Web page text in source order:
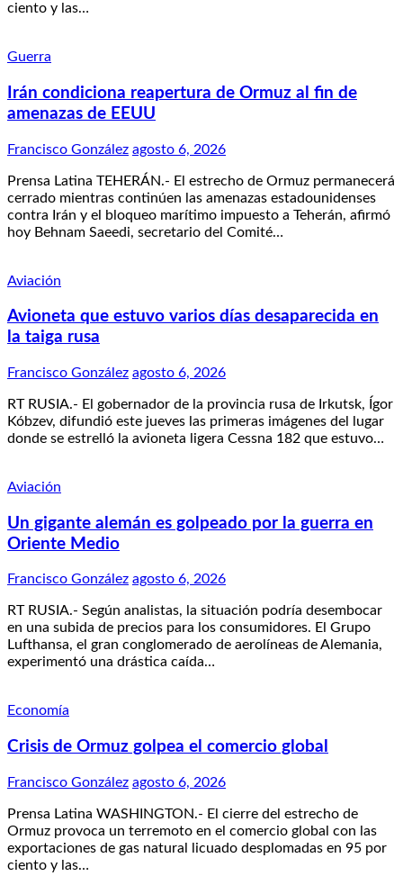
ciento y las…
Guerra
Irán condiciona reapertura de Ormuz al fin de
amenazas de EEUU
Francisco González agosto 6, 2026
Prensa Latina TEHERÁN.- El estrecho de Ormuz permanecerá
cerrado mientras continúen las amenazas estadounidenses
contra Irán y el bloqueo marítimo impuesto a Teherán, afirmó
hoy Behnam Saeedi, secretario del Comité…
Aviación
Avioneta que estuvo varios días desaparecida en
la taiga rusa
Francisco González agosto 6, 2026
RT RUSIA.- El gobernador de la provincia rusa de Irkutsk, Ígor
Kóbzev, difundió este jueves las primeras imágenes del lugar
donde se estrelló la avioneta ligera Cessna 182 que estuvo…
Aviación
Un gigante alemán es golpeado por la guerra en
Oriente Medio
Francisco González agosto 6, 2026
RT RUSIA.- Según analistas, la situación podría desembocar
en una subida de precios para los consumidores. El Grupo
Lufthansa, el gran conglomerado de aerolíneas de Alemania,
experimentó una drástica caída…
Economía
Crisis de Ormuz golpea el comercio global
Francisco González agosto 6, 2026
Prensa Latina WASHINGTON.- El cierre del estrecho de
Ormuz provoca un terremoto en el comercio global con las
exportaciones de gas natural licuado desplomadas en 95 por
ciento y las…